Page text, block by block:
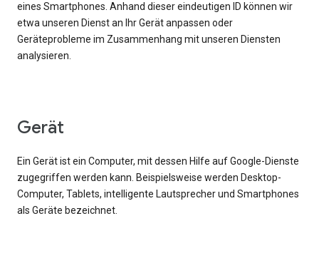
eines Smartphones. Anhand dieser eindeutigen ID können wir
etwa unseren Dienst an Ihr Gerät anpassen oder
Geräteprobleme im Zusammenhang mit unseren Diensten
analysieren.
Gerät
Ein Gerät ist ein Computer, mit dessen Hilfe auf Google-Dienste
zugegriffen werden kann. Beispielsweise werden Desktop-
Computer, Tablets, intelligente Lautsprecher und Smartphones
als Geräte bezeichnet.